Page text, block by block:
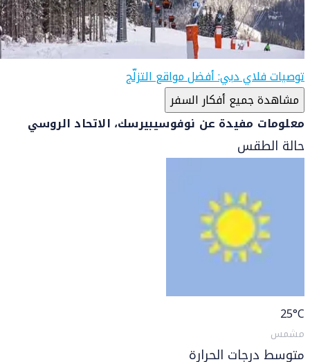
توصيات فلاي دبي: أفضل مواقع التزلّج
مشاهدة جميع أفكار السفر
معلومات مفيدة عن نوفوسيبيرسك، الاتحاد الروسي
حالة الطقس
25°C
مشمس
متوسط درجات الحرارة